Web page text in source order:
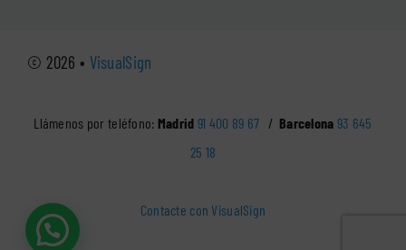
© 2026 • VisualSign
Llámenos por teléfono: Madrid 91 400 89 67 / Barcelona 93 645
25 18
Contacte con VisualSign